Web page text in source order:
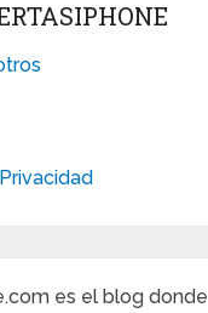
es el blog donde